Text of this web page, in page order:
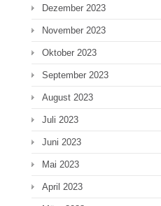
Dezember 2023
November 2023
Oktober 2023
September 2023
August 2023
Juli 2023
Juni 2023
Mai 2023
April 2023